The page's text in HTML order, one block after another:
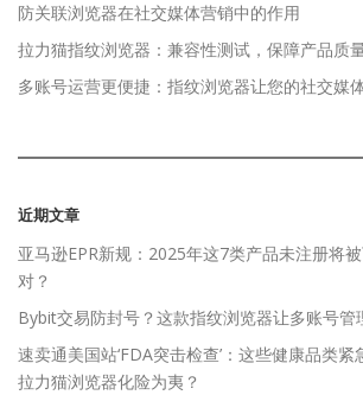
防关联浏览器在社交媒体营销中的作用
拉力猫指纹浏览器：兼容性测试，保障产品质
多账号运营更便捷：指纹浏览器让您的社交媒
近期文章
亚马逊EPR新规：2025年这7类产品未注册将
对？
Bybit交易防封号？这款指纹浏览器让多账号管
速卖通美国站‘FDA突击检查’：这些健康品类
拉力猫浏览器化险为夷？